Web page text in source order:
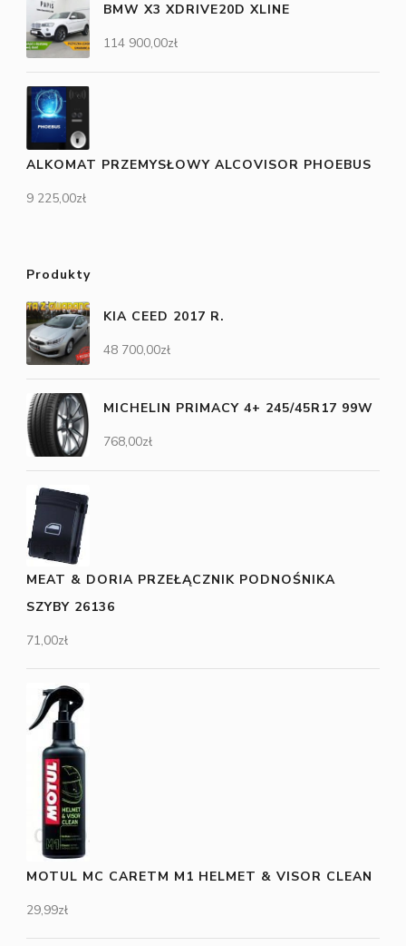
BMW X3 XDRIVE20D XLINE
114 900,00zł
ALKOMAT PRZEMYSŁOWY ALCOVISOR PHOEBUS
9 225,00zł
Produkty
KIA CEED 2017 R.
48 700,00zł
MICHELIN PRIMACY 4+ 245/45R17 99W
768,00zł
MEAT & DORIA PRZEŁĄCZNIK PODNOŚNIKA
SZYBY 26136
71,00zł
MOTUL MC CARETM M1 HELMET & VISOR CLEAN
29,99zł